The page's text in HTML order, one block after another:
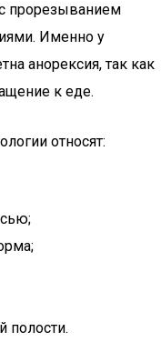
прорезыванием
Именно у
анорексия, так как
к еде.
относят:
полости.